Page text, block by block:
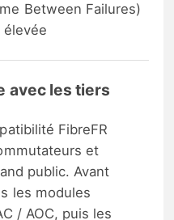
Between Failures)
avec les tiers
FibreFR
et
public. Avant
les modules
/ AOC, puis les